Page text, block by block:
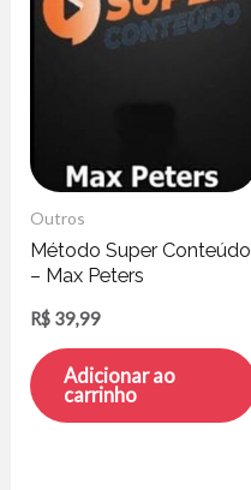
Outros
Método Super Conteúdo
– Max Peters
R$ 39,99
Adicionar ao
carrinho